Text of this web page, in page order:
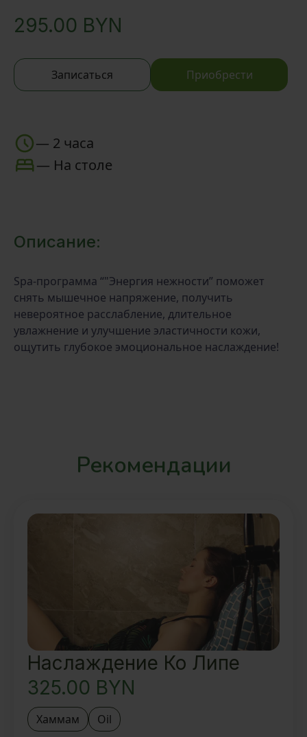
295.00 BYN
Записаться Приобрести
— 2 часа
— На столе
Описание:
Spa-программа “"Энергия нежности” поможет
снять мышечное напряжение, получить
невероятное расслабление, длительное
увлажнение и улучшение эластичности кожи,
ощутить глубокое эмоциональное наслаждение!
Рекомендации
Наслаждение Ко Липе
325.00 BYN
Хаммам Oil